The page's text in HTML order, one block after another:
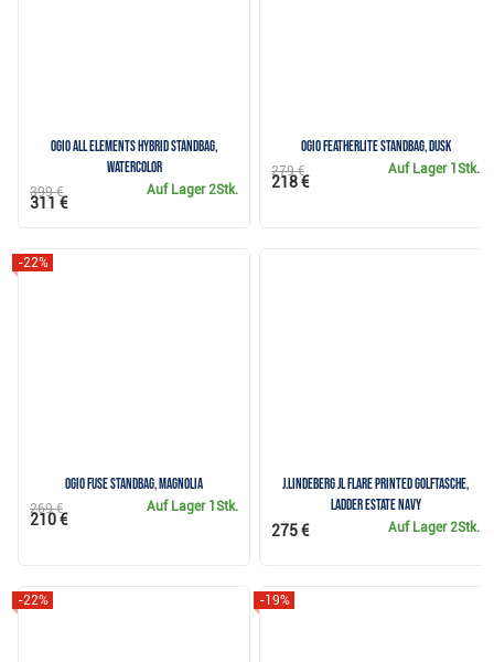
Ogio All Elements Hybrid Standbag,
watercolor
Auf Lager2Stk.
399 €
311 €
Ogio Featherlite Standbag, dusk
Auf Lager 1Stk.
279 €
218 €
Ogio Fuse Standbag, magnolia
-22%
Auf Lager 1Stk.
269 €
210 €
J.Lindeberg JL Flare Printed Golftasche,
Ladder Estate Navy
Auf Lager2Stk.
275 €
-22% -19%